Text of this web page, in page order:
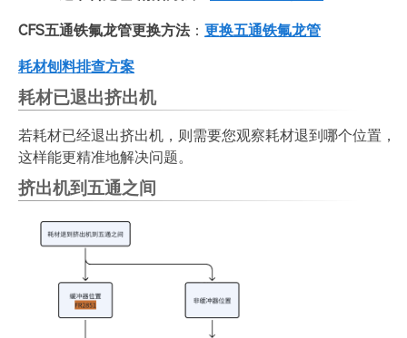
CFS五通铁氟龙管更换方法： 更换五通铁氟龙管
耗材刨料排查方案
耗材已退出挤出机
若耗材已经退出挤出机，则需要您观察耗材退到哪个位置，
这样能更精准地解决问题。
挤出机到五通之间